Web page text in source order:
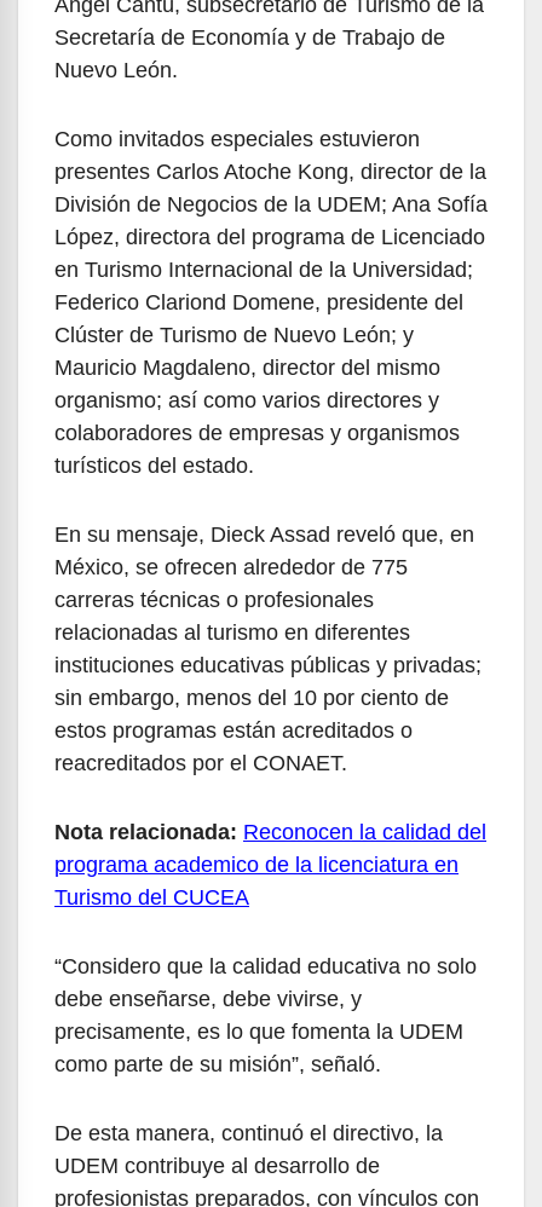
Secretaría de Economía y de Trabajo de
Nuevo León.
Como invitados especiales estuvieron
presentes Carlos Atoche Kong, director de la
División de Negocios de la UDEM; Ana Sofía
López, directora del programa de Licenciado
en Turismo Internacional de la Universidad;
Federico Clariond Domene, presidente del
Clúster de Turismo de Nuevo León; y
Mauricio Magdaleno, director del mismo
organismo; así como varios directores y
colaboradores de empresas y organismos
turísticos del estado.
En su mensaje, Dieck Assad reveló que, en
México, se ofrecen alrededor de 775
carreras técnicas o profesionales
relacionadas al turismo en diferentes
instituciones educativas públicas y privadas;
sin embargo, menos del 10 por ciento de
estos programas están acreditados o
reacreditados por el CONAET.
Nota relacionada: Reconocen la calidad del
programa academico de la licenciatura en
Turismo del CUCEA
“Considero que la calidad educativa no solo
debe enseñarse, debe vivirse, y
precisamente, es lo que fomenta la UDEM
como parte de su misión”, señaló.
De esta manera, continuó el directivo, la
UDEM contribuye al desarrollo de
profesionistas preparados, con vínculos con